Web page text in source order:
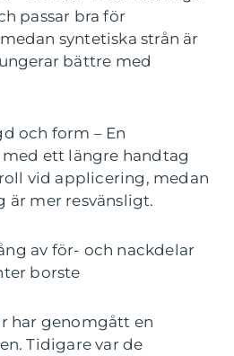
passar bra för
syntetiska strån är
bättre med
och form – En
ett längre handtag
vid applicering, medan
är mer resvänsligt.
av för- och nackdelar
borste
har genomgått en
Tidigare var de